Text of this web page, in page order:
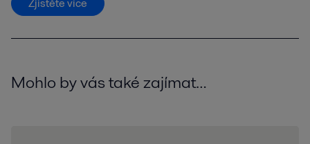
Mohlo by vás také zajímat…